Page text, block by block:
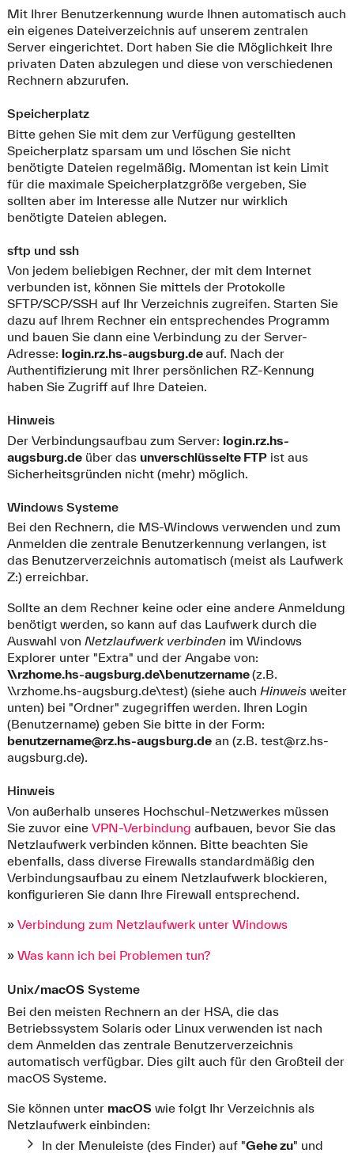
Mit Ihrer Benutzerkennung wurde Ihnen automatisch auch
ein eigenes Dateiverzeichnis auf unserem zentralen
Server eingerichtet. Dort haben Sie die Möglichkeit Ihre
privaten Daten abzulegen und diese von verschiedenen
Rechnern abzurufen.
Speicherplatz
Bitte gehen Sie mit dem zur Verfügung gestellten
Speicherplatz sparsam um und löschen Sie nicht
benötigte Dateien regelmäßig. Momentan ist kein Limit
für die maximale Speicherplatzgröße vergeben, Sie
sollten aber im Interesse alle Nutzer nur wirklich
benötigte Dateien ablegen.
sftp und ssh
Von jedem beliebigen Rechner, der mit dem Internet
verbunden ist, können Sie mittels der Protokolle
SFTP/SCP/SSH auf Ihr Verzeichnis zugreifen. Starten Sie
dazu auf Ihrem Rechner ein entsprechendes Programm
und bauen Sie dann eine Verbindung zu der Server-
Adresse: login.rz.hs-augsburg.deauf. Nach der
Authentifizierung mit Ihrer persönlichen RZ-Kennung
haben Sie Zugriff auf Ihre Dateien.
Hinweis
Der Verbindungsaufbau zum Server: login.rz.hs-
augsburg.deüber das unverschlüsselte FTPist aus
Sicherheitsgründen nicht (mehr) möglich.
Windows Systeme
Bei den Rechnern, die MS-Windows verwenden und zum
Anmelden die zentrale Benutzerkennung verlangen, ist
das Benutzerverzeichnis automatisch (meist als Laufwerk
Z:) erreichbar.
Sollte an dem Rechner keine oder eine andere Anmeldung
benötigt werden, so kann auf das Laufwerk durch die
Auswahl von Netzlaufwerk verbindenim Windows
Explorer unter "Extra" und der Angabe von:
\\rzhome.hs-augsburg.de\benutzername(z.B.
\\rzhome.hs-augsburg.de\test) (siehe auch Hinweisweiter
unten) bei "Ordner" zugegriffen werden. Ihren Login
(Benutzername) geben Sie bitte in der Form:
benutzername@rz.hs-augsburg.dean (z.B. test@rz.hs-
augsburg.de).
Hinweis
Von außerhalb unseres Hochschul-Netzwerkes müssen
Sie zuvor eine VPN-Verbindung aufbauen, bevor Sie das
Netzlaufwerk verbinden können. Bitte beachten Sie
ebenfalls, dass diverse Firewalls standardmäßig den
Verbindungsaufbau zu einem Netzlaufwerk blockieren,
konfigurieren Sie dann Ihre Firewall entsprechend.
» Verbindung zum Netzlaufwerk unter Windows
» Was kann ich bei Problemen tun?
Unix/macOSSysteme
Bei den meisten Rechnern an der HSA, die das
Betriebssystem Solaris oder Linux verwenden ist nach
dem Anmelden das zentrale Benutzerverzeichnis
automatisch verfügbar. Dies gilt auch für den Großteil der
macOS Systeme.
Sie können unter macOSwie folgt Ihr Verzeichnis als
Netzlaufwerk einbinden:
In der Menuleiste (des Finder) auf "Gehe zu" und